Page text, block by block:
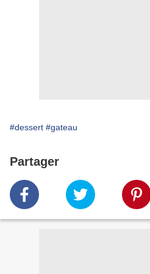
#dessert #gateau
Partager